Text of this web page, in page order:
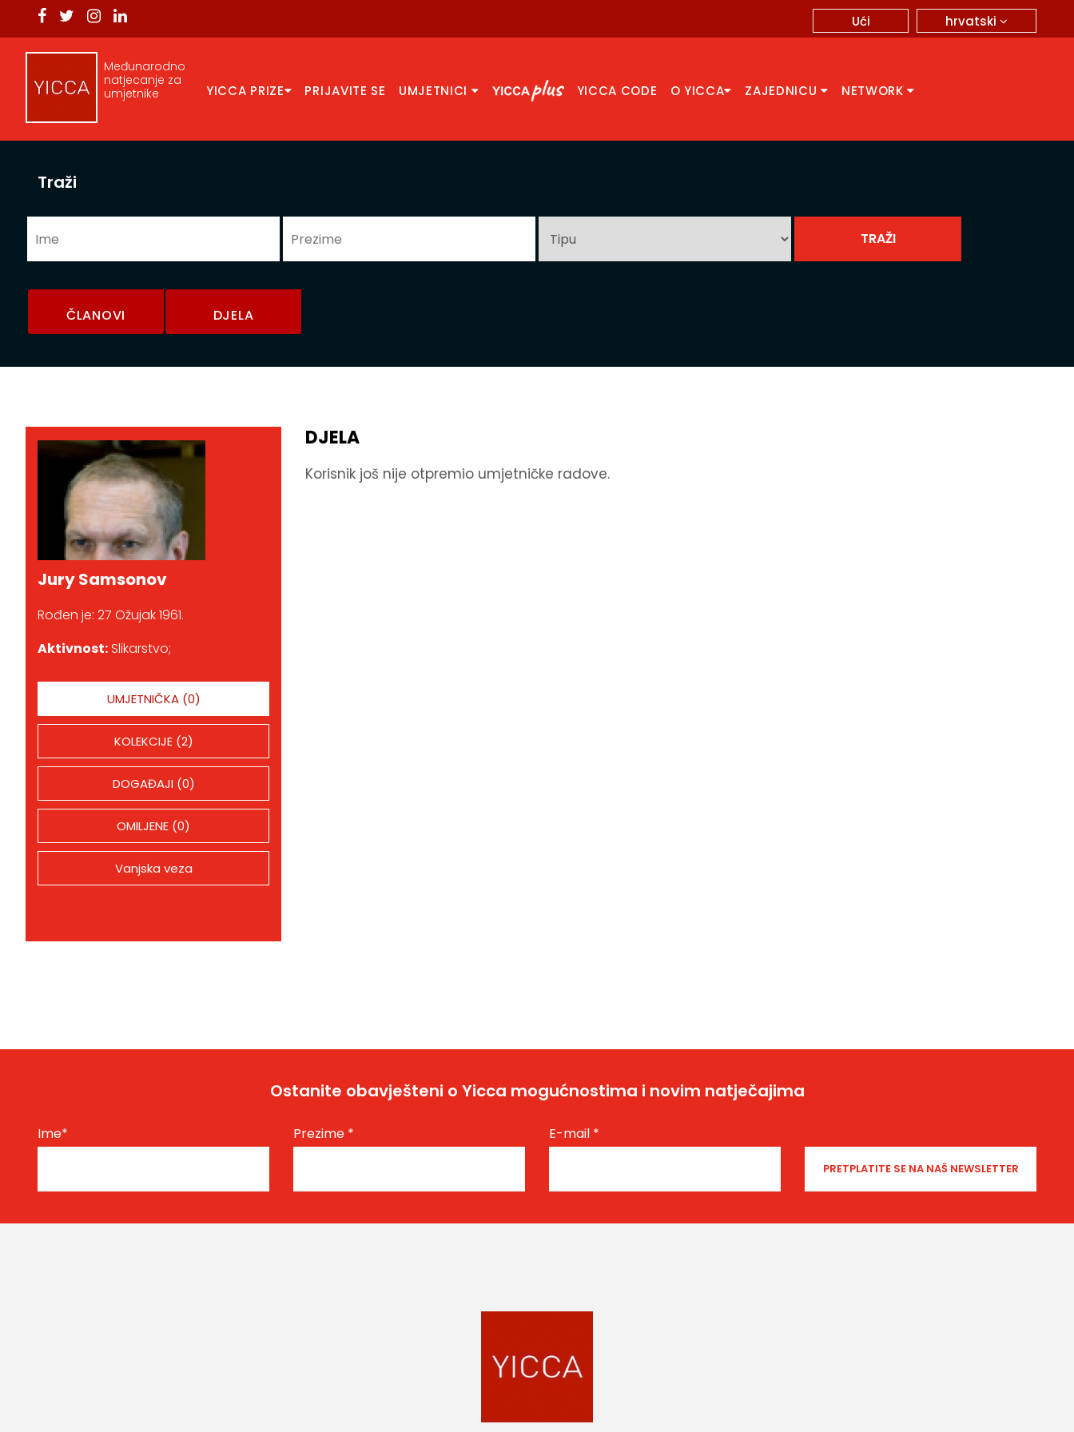
hrvatski
Ući
Međunarodno
natjecanje za
umjetnike
YICCA PRIZE PRIJAVITE SE UMJETNICI YICCA CODE O YICCA ZAJEDNICU NETWORK
Traži
ČLANOVI DJELA
Jury Samsonov
Rođen je: 27 Ožujak 1961.
Aktivnost: Slikarstvo;
UMJETNIČKA (0)
KOLEKCIJE (2)
DOGAĐAJI (0)
OMILJENE (0)
Vanjska veza
DJELA
Korisnik još nije otpremio umjetničke radove.
Ostanite obavješteni o Yicca mogućnostima i novim natječajima
Ime* Prezime * E-mail *